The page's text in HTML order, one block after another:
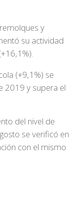
y
su actividad
(+9,1%) se
2019 y supera el
del nivel de
se verificó en
con el mismo